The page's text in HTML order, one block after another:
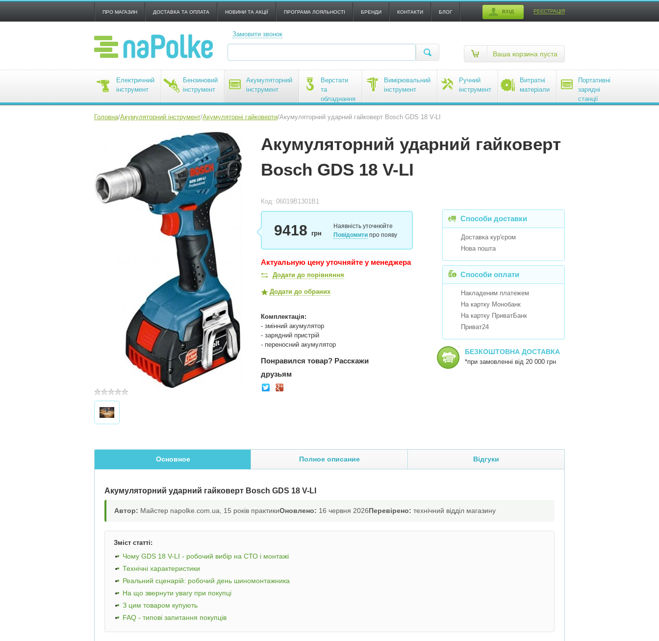
ПРО МАГАЗИН ДОСТАВКА ТА ОПЛАТА НОВИНИ ТА АКЦІЇ ПРОГРАМА ЛОЯЛЬНОСТІ БРЕНДИ КОНТАКТИ БЛОГ ВХІД РЕЄСТРАЦІЯ
Замовити звонок
Ваша корзина пуста
Електричний
інструмент
Бензиновий
інструмент
Акумуляторний
інструмент
Верстати
та
обладнання
Вимірювальний
інструмент
Ручний
інструмент
Витратні
матеріали
Портативні
зарядні
станції
EcoFlow
Головна/Акумуляторний інструмент/Акумуляторні гайковерти/Акумуляторний ударний гайковерт Bosch GDS 18 V-LI
Акумуляторний ударний гайковерт
Bosch GDS 18 V-LI
Код: 06019B1301B1
9418 грн
Наявність уточнюйте
Повідомити про появу
Актуальную цену уточняйте у менеджера
Додати до порівняння
Додати до обраних
Комплектація:
- змінний акумулятор
- зарядний пристрій
- переносний акумулятор
Понравился товар? Расскажи
друзьям
Способи доставки
Доставка кур'єром
Нова пошта
Способи оплати
Накладеним платежем
На картку Монобанк
На картку ПриватБанк
Приват24
БЕЗКОШТОВНА ДОСТАВКА
*при замовленні від 20 000 грн
Основное Полное описание Відгуки
Акумуляторний ударний гайковерт Bosch GDS 18 V-LI
Автор: Майстер napolke.com.ua, 15 років практикиОновлено: 16 червня 2026Перевірено: технічний відділ магазину
Зміст статті:
Чому GDS 18 V-LI - робочий вибір на СТО і монтажі
Технічні характеристики
Реальний сценарій: робочий день шиномонтажника
На що звернути увагу при покупці
З цим товаром купують
FAQ - типові запитання покупців